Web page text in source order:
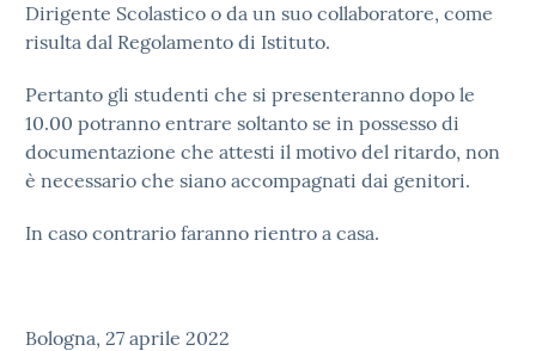
Dirigente Scolastico o da un suo collaboratore, come
risulta dal Regolamento di Istituto.
Pertanto gli studenti che si presenteranno dopo le
10.00 potranno entrare soltanto se in possesso di
documentazione che attesti il motivo del ritardo, non
è necessario che siano accompagnati dai genitori.
In caso contrario faranno rientro a casa.
Bologna, 27 aprile 2022